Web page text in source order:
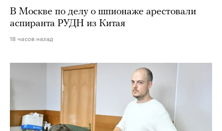
В Москве по делу о шпионаже арестовали
аспиранта РУДН из Китая
18 часов назад